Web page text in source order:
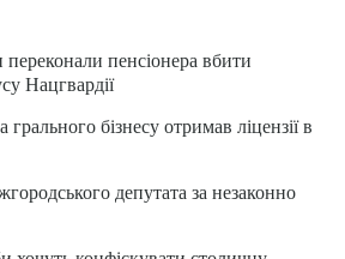
переконали пенсіонера вбити
Нацгвардії
бізнесу отримав ліцензії в
депутата за незаконно